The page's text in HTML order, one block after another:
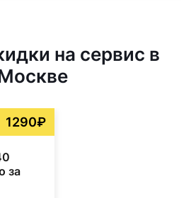
на сервис в
1290₽
за